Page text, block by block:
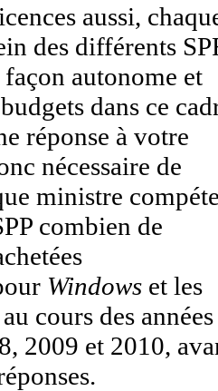
aussi,
des différents
façon autonome et
dans ce
réponse à votre
nécessaire de
ministre
combien de
Windows et les
au cours des années
2009 et 2010,